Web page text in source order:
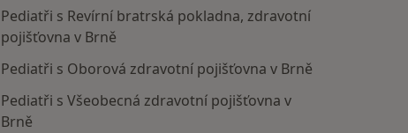
Pediatři s Revírní bratrská pokladna, zdravotní
pojišťovna v Brně
Pediatři s Oborová zdravotní pojišťovna v Brně
Pediatři s Všeobecná zdravotní pojišťovna v
Brně